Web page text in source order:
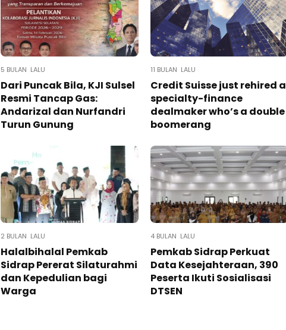
5 BULAN LALU
Dari Puncak Bila, KJI Sulsel
Resmi Tancap Gas:
Andarizal dan Nurfandri
Turun Gunung
11 BULAN LALU
Credit Suisse just rehired a
specialty-finance
dealmaker who’s a double
boomerang
2 BULAN LALU
Halalbihalal Pemkab
Sidrap Pererat Silaturahmi
dan Kepedulian bagi
Warga
4 BULAN LALU
Pemkab Sidrap Perkuat
Data Kesejahteraan, 390
Peserta Ikuti Sosialisasi
DTSEN